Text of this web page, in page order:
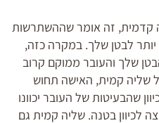
קדמית, זה אומר שההשתרשות
לבטן שלך. במקרה כזה,
שלך והעובר ממוקם קרוב
שליה קמית, האישה תחוש
שהבעיטות של העובר יכוונו
לכיוון בטנה. שליה קמית גם